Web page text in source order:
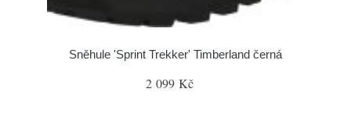
Sněhule 'Sprint Trekker' Timberland černá
2 099 Kč